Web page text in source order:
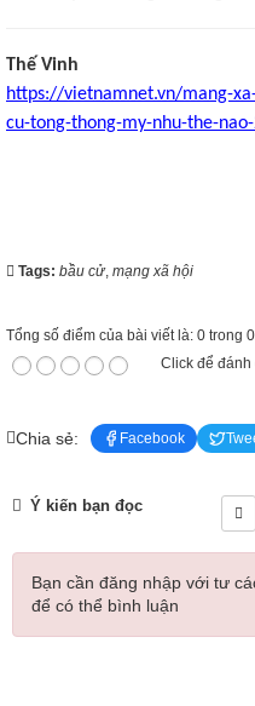
Thế Vinh
https://vietnamnet.vn/mang-
cu-tong-thong-my-nhu-the-
Tags: bầu cử, mạng xã hội
Tổng số điểm của bài viết là: 0 trong
Click để
Chia sẻ: Facebook
Ý kiến bạn đọc
Bạn cần đăng nhập với tư
để có thể bình luận